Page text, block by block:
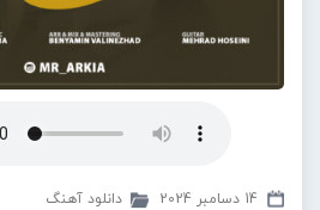
14 دسامبر 2024 دانلود آهنگ